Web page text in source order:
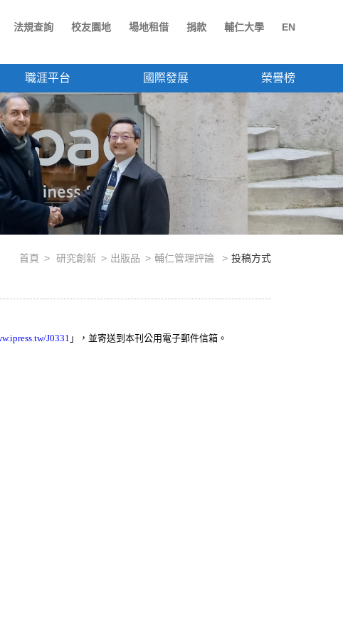
法規查詢 校友園地 場地租借 捐款 輔仁大學 EN
職涯平台 國際發展 榮譽榜
首頁 研究創新 出版品 輔仁管理評論 投稿方式
J0331 」 ，並寄送到本刊公用電子郵件信箱。